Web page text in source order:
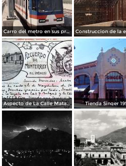
Carro del metro en sus primeras pruebas durante 1990
Aspecto de La Calle Matamoros ( Circulada el 8 de Abril de 1912 ). Tienda Singer